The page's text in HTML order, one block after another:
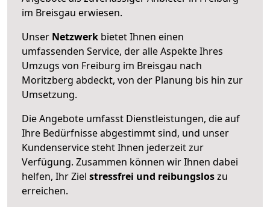
im Breisgau erwiesen.
Unser Netzwerk bietet Ihnen einen
umfassenden Service, der alle Aspekte Ihres
Umzugs von Freiburg im Breisgau nach
Moritzberg abdeckt, von der Planung bis hin zur
Umsetzung.
Die Angebote umfasst Dienstleistungen, die auf
Ihre Bedürfnisse abgestimmt sind, und unser
Kundenservice steht Ihnen jederzeit zur
Verfügung. Zusammen können wir Ihnen dabei
helfen, Ihr Ziel stressfrei und reibungsloszu
erreichen.